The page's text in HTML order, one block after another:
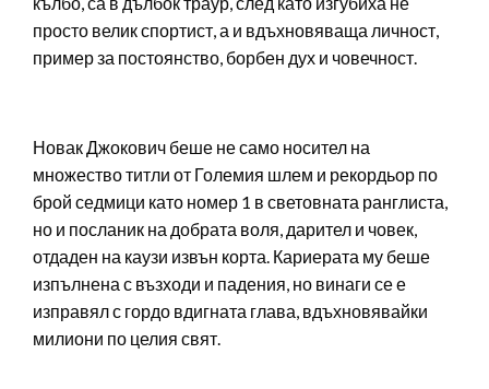
просто велик спортист, а и вдъхновяваща личност,
пример за постоянство, борбен дух и човечност.
Новак Джокович беше не само носител на
множество титли от Големия шлем и рекордьор по
брой седмици като номер 1 в световната ранглиста,
но и посланик на добрата воля, дарител и човек,
отдаден на каузи извън корта. Кариерата му беше
изпълнена с възходи и падения, но винаги се е
изправял с гордо вдигната глава, вдъхновявайки
милиони по целия свят.